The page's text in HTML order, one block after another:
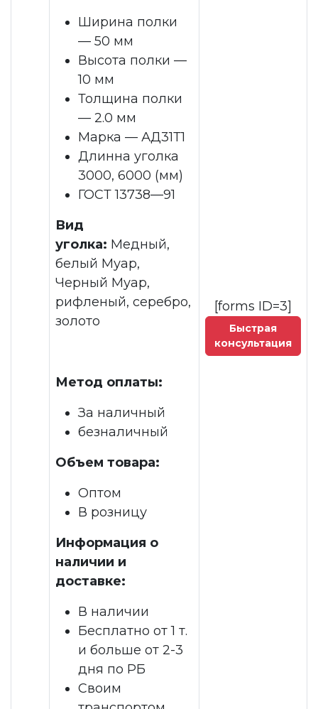
Ширина полки
— 50 мм
Высота полки —
10 мм
Толщина полки
— 2.0 мм
Марка — АД31Т1
Длинна уголка
3000, 6000 (мм)
ГОСТ 13738—91
Вид
уголка: Медный,
белый Муар,
Черный Муар,
рифленый, серебро,
золото
Метод оплаты:
За наличный
безналичный
Объем товара:
Оптом
В розницу
Информация о
наличии и
доставке:
В наличии
Бесплатно от 1 т.
и больше от 2-3
дня по РБ
Своим
[forms ID=3]
Быстрая
консультация